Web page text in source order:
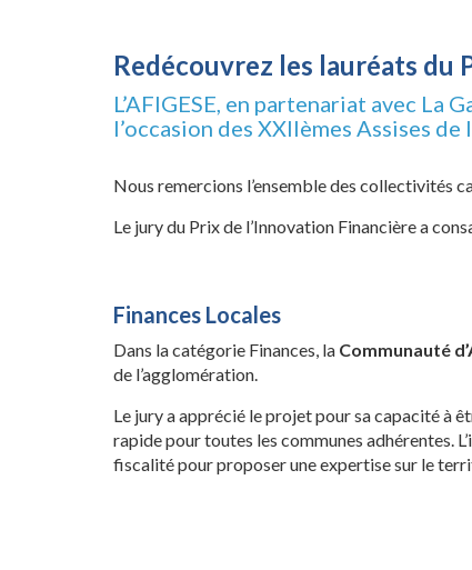
Redécouvrez les lauréats du
L’AFIGESE, en partenariat avec
l’occasion des XXIIèmes Assises de
Nous remercions l’ensemble des collectivités
Le jury du Prix de l’Innovation Financière a
Finances Locales
Dans la catégorie Finances, la Communauté
de l’agglomération.
Le jury a apprécié le projet pour sa capacité à
rapide pour toutes les communes adhérentes.
fiscalité pour proposer une expertise sur le